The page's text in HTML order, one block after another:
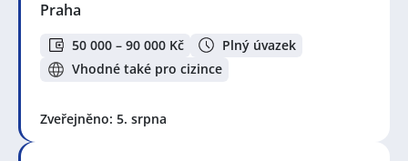
Praha
50 000 – 90 000 Kč
Plný úvazek
Vhodné také pro cizince
Zveřejněno: 5. srpna